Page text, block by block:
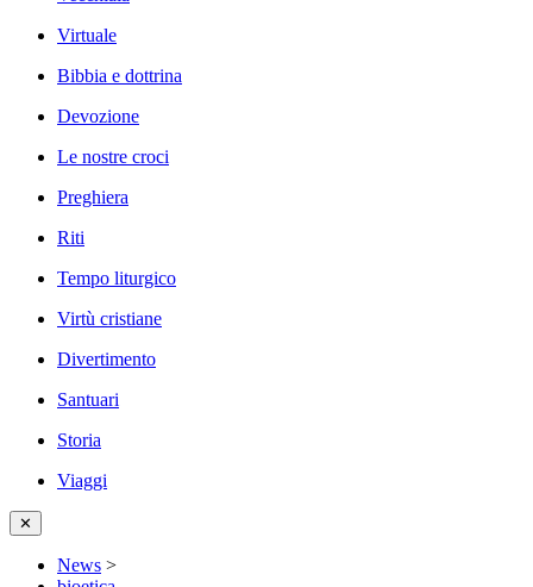
Virtuale
Bibbia e dottrina
Devozione
Le nostre croci
Preghiera
Riti
Tempo liturgico
Virtù cristiane
Divertimento
Santuari
Storia
Viaggi
✕
News >